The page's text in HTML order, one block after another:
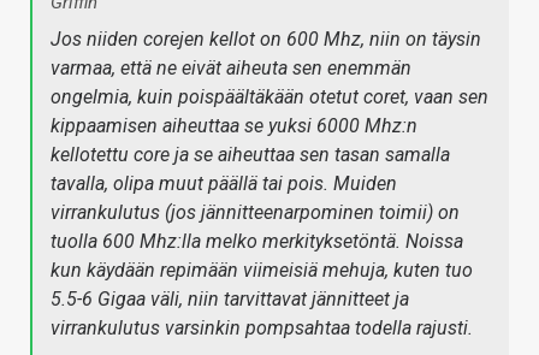
Jos niiden corejen kellot on 600 Mhz, niin on täysin
varmaa, että ne eivät aiheuta sen enemmän
ongelmia, kuin poispäältäkään otetut coret, vaan sen
kippaamisen aiheuttaa se yuksi 6000 Mhz:n
kellotettu core ja se aiheuttaa sen tasan samalla
tavalla, olipa muut päällä tai pois. Muiden
virrankulutus (jos jännitteenarpominen toimii) on
tuolla 600 Mhz:lla melko merkityksetöntä. Noissa
kun käydään repimään viimeisiä mehuja, kuten tuo
5.5-6 Gigaa väli, niin tarvittavat jännitteet ja
virrankulutus varsinkin pompsahtaa todella rajusti.